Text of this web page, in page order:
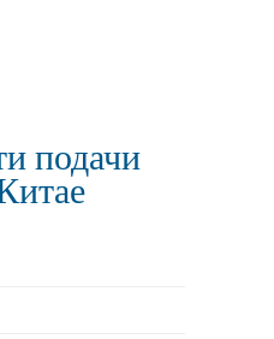
подачи